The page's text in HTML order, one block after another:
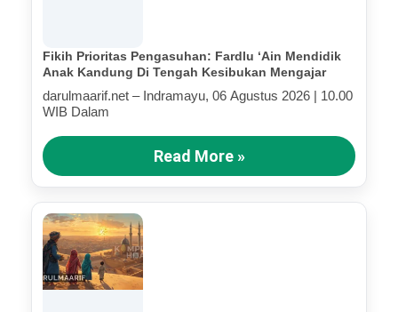
Fikih Prioritas Pengasuhan: Fardlu ‘Ain Mendidik
Anak Kandung Di Tengah Kesibukan Mengajar
darulmaarif.net – Indramayu, 06 Agustus 2026 | 10.00
WIB Dalam
Read More »